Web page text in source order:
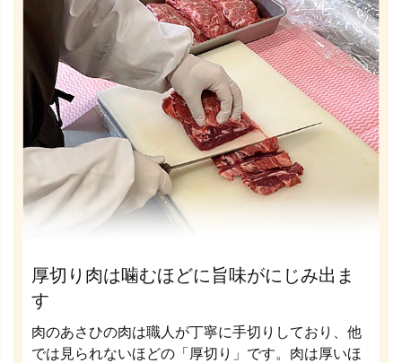
厚切り肉は噛むほどに旨味がにじみ出ま
す
肉のあさひの肉は職人が丁寧に手切りしており、他
では見られないほどの「厚切り」です。肉は厚いほ